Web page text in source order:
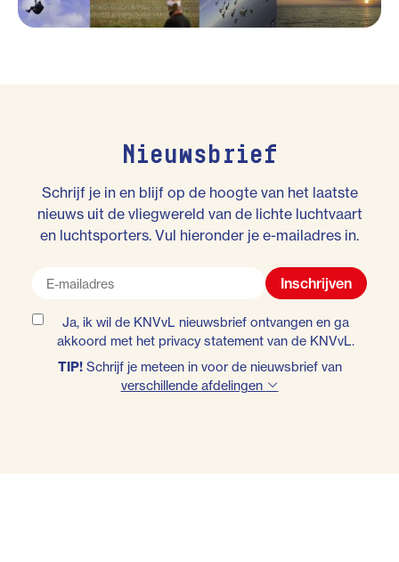
Nieuwsbrief
Schrijf je in en blijf op de hoogte van het laatste
nieuws uit de vliegwereld van de lichte luchtvaart
en luchtsporters. Vul hieronder je e-mailadres in.
Inschrijven
Ja, ik wil de KNVvL nieuwsbrief ontvangen en ga
akkoord met het privacy statementvan de KNVvL.
TIP!Schrijf je meteen in voor de nieuwsbrief van
verschillende afdelingen